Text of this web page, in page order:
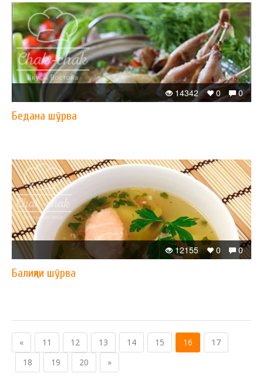
0
0
14342
Бедана шўрва
0
0
12155
Балиқли шўрва
« 11 12 13 14 15 16
17
18
19 20 »